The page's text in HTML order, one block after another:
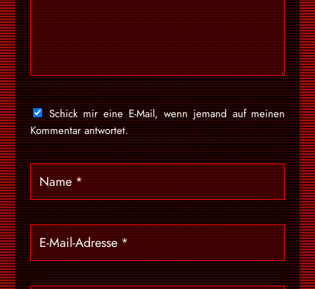
Schick mir eine E-Mail, wenn jemand auf meinen
Kommentar antwortet.